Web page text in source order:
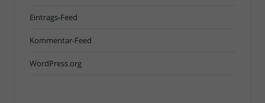
Eintrags-Feed
Kommentar-Feed
WordPress.org